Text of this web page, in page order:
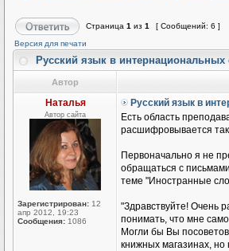
Страница 1 из 1
[ Сообщений: 6 ]
Версия для печати
Русский язык в интернациональных
Автор
Наталья
Автор сайта
Зарегистрирован: 12
апр 2012, 19:23
Сообщения: 1086
Русский язык в
Есть область
расшифровывается
Первоначально я не
обращаться с
теме "Иностранные
"Здравствуйте! Очень
понимать, что мне
Могли бы Вы
книжных магазинах, но